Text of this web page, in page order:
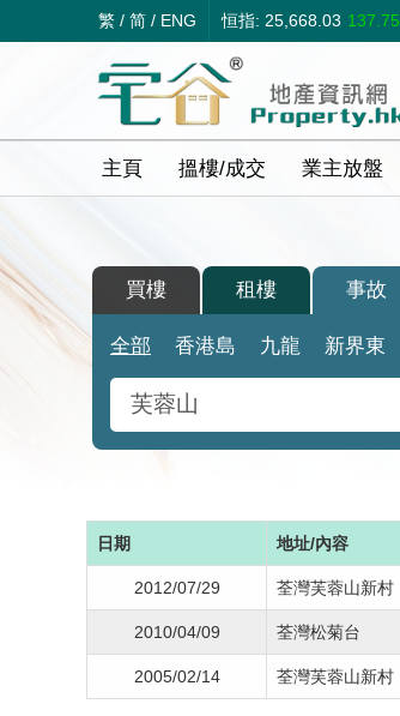
繁 / 简 / ENG 恒指: 25,668.03 137.75
主頁 搵樓/成交 業主放盤
買樓 租樓 事故
全部 香港島 九龍 新界東
日期 地址/內容
2012/07/29 荃灣芙蓉山新村
2010/04/09 荃灣松菊台
2005/02/14 荃灣芙蓉山新村